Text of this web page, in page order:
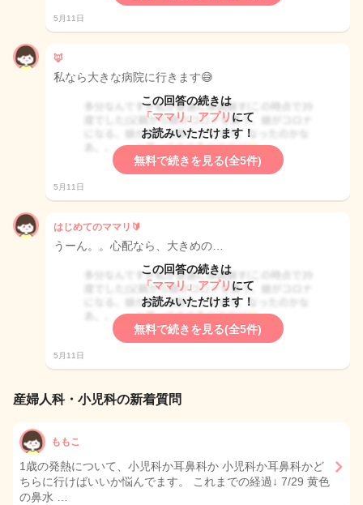
5月11日
🦊
私なら大きな病院に行きます😅
この回答の続きは
「ママリ」アプリ にて
お読みいただけます！
無料で続きを見る(全5件)
5月11日
はじめてのママリ🔰
うーん。。心配なら、大きめの…
この回答の続きは
「ママリ」アプリ にて
お読みいただけます！
無料で続きを見る(全5件)
5月11日
産婦人科・小児科の新着質問
ももこ
1歳の発熱について、小児科か耳鼻科か 小児科か耳鼻科かど
ちらに行けばいいか悩んでます。 これまでの経過↓ 7/29 黄色
の鼻水 …